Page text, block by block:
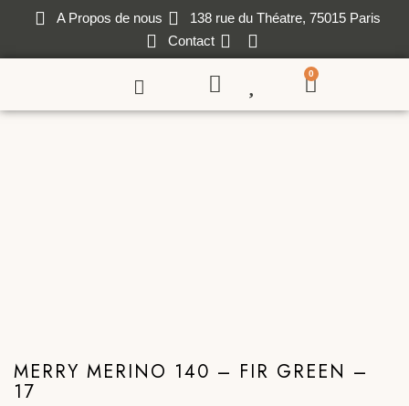
A Propos de nous
138 rue du Théatre, 75015 Paris
Contact
0
MERRY MERINO 140 – FIR GREEN –
17